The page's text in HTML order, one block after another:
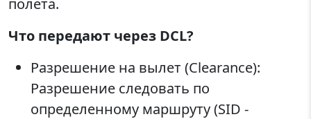
Что передают через DCL?
Разрешение на вылет (Clearance):
Разрешение следовать по
определенному маршруту (SID -